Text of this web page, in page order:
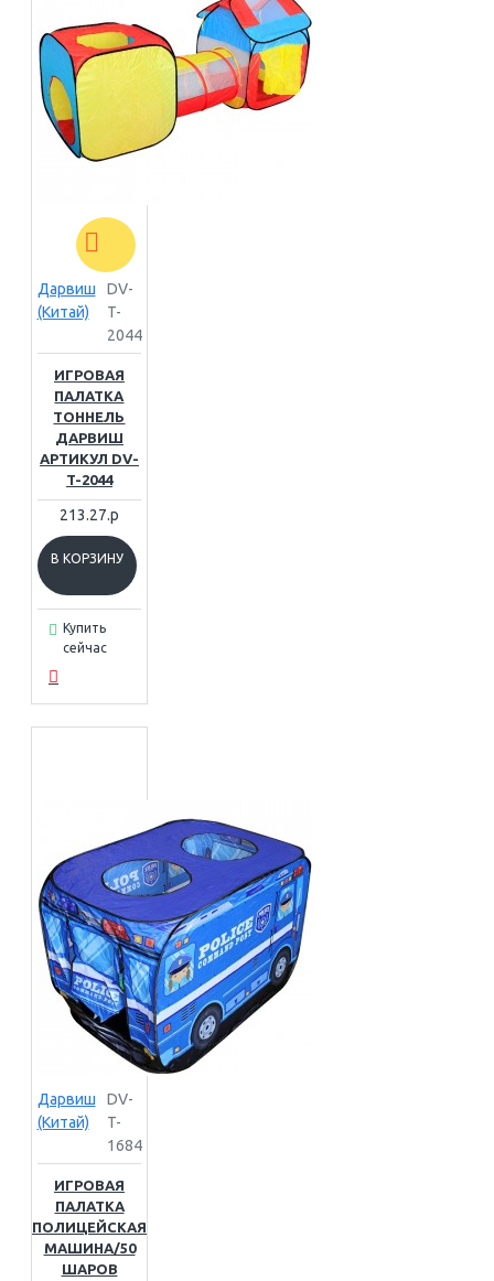
Дарвиш
(Китай)
DV-
T-
2044
ИГРОВАЯ
ПАЛАТКА
ТОННЕЛЬ
ДАРВИШ
АРТИКУЛ DV-
T-2044
213.27.р
В КОРЗИНУ
Купить
сейчас
Дарвиш
(Китай)
DV-
T-
1684
ИГРОВАЯ
ПАЛАТКА
ПОЛИЦЕЙСКАЯ
МАШИНА/50
ШАРОВ